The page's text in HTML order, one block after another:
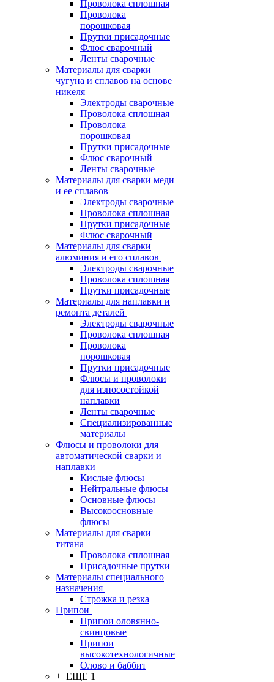
Проволока сплошная
Проволока
порошковая
Прутки присадочные
Флюс сварочный
Ленты сварочные
Материалы для сварки
чугуна и сплавов на основе
никеля
Электроды сварочные
Проволока сплошная
Проволока
порошковая
Прутки присадочные
Флюс сварочный
Ленты сварочные
Материалы для сварки меди
и ее сплавов
Электроды сварочные
Проволока сплошная
Прутки присадочные
Флюс сварочный
Материалы для сварки
алюминия и его сплавов
Электроды сварочные
Проволока сплошная
Прутки присадочные
Материалы для наплавки и
ремонта деталей
Электроды сварочные
Проволока сплошная
Проволока
порошковая
Прутки присадочные
Флюсы и проволоки
для износостойкой
наплавки
Ленты сварочные
Специализированные
материалы
Флюсы и проволоки для
автоматической сварки и
наплавки
Кислые флюсы
Нейтральные флюсы
Основные флюсы
Высокоосновные
флюсы
Материалы для сварки
титана
Проволока сплошная
Присадочные прутки
Материалы специального
назначения
Строжка и резка
Припои
Припои оловянно-
свинцовые
Припои
высокотехнологичные
Олово и баббит
+ ЕЩЕ 1